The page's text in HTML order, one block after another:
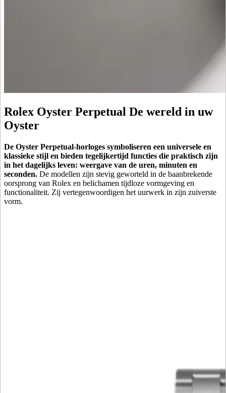
Rolex Oyster Perpetual De wereld in uw
Oyster
De Oyster Perpetual-horloges symboliseren een universele en
klassieke stijl en bieden tegelijkertijd functies die praktisch zijn
in het dagelijks leven: weergave van de uren, minuten en
seconden. De modellen zijn stevig geworteld in de baanbrekende
oorsprong van Rolex en belichamen tijdloze vormgeving en
functionaliteit. Zij vertegen­woordigen het uurwerk in zijn zuiverste
vorm.